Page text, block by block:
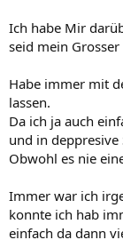
Ich habe Mir
seid mein
Habe immer mit
lassen.
Da ich ja auch
und in
Obwohl es nie
Immer war ich
konnte ich hab
einfach da dann